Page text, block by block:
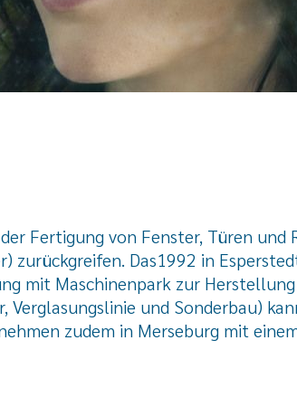
Fertigung von Fenster, Türen
zurückgreifen. Das1992 in
mit Maschinenpark zur
und Sonderbau)
zudem in Merseburg mit